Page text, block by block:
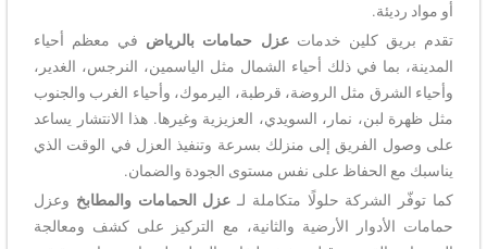
أو مواد رديئة.
تقدم بريق كلين خدماتعزل حمامات بالرياض في معظم أحياء
المدينة، بما في ذلك أحياء الشمال مثل الياسمين، النرجس، الغدير،
وأحياء الشرق مثل الروضة، قرطبة، اليرموك، وأحياء الغرب والجنوب
مثل ظهرة لبن، نمار، السويدي، العزيزية وغيرها. هذا الانتشار يساعد
على وصول الفريق إلى منزلك بسرعة وتنفيذ العزل في الوقت الذي
يناسبك مع الحفاظ على نفس مستوى الجودة والضمان.
كما توفّر الشركة حلولًا متكاملة لـ عزل الحمامات والمطابخ وعزل
حمامات الأدوار الأرضية والثانية، مع التركيز على كشف ومعالجة